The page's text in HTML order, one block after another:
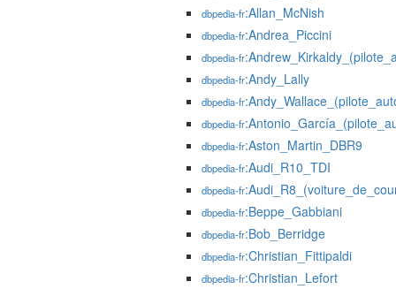
dbpedia-fr:Allan_McNish
dbpedia-fr:Andrea_Piccini
dbpedia-fr
dbpedia-fr:Andy_Lally
dbpedia-fr
dbpedia-fr
dbpedia-fr:Aston_Martin_DBR9
dbpedia-fr:Audi_R10_TDI
dbpedia-fr
dbpedia-fr:Beppe_Gabbiani
dbpedia-fr:Bob_Berridge
dbpedia-fr:Christian_Fittipaldi
dbpedia-fr:Christian_Lefort